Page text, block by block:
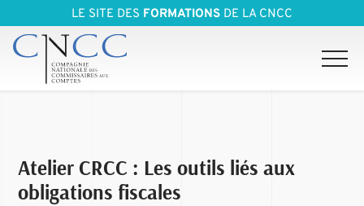
LE SITE DES FORMATIONS DE LA CNCC
Atelier CRCC : Les outils liés aux
obligations fiscales